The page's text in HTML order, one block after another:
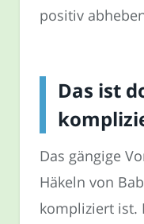
positiv
Das ist
Das gängige
Häkeln von
kompliziert ist.